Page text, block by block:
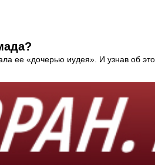
«дочерью иудея». И узнав об